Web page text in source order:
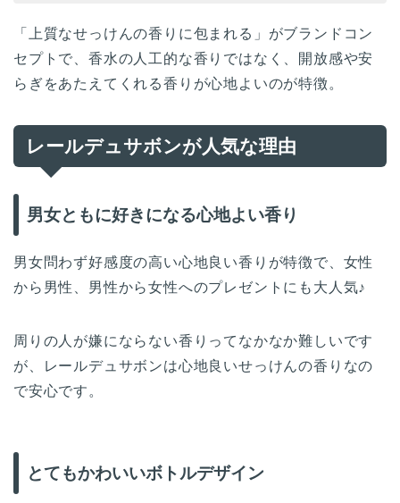
「上質なせっけんの香りに包まれる」がブランドコン
セプトで、香水の人工的な香りではなく、開放感や安
らぎをあたえてくれる香りが心地よいのが特徴。
レールデュサボンが人気な理由
男女ともに好きになる心地よい香り
男女問わず好感度の高い心地良い香りが特徴で、女性
から男性、男性から女性へのプレゼントにも大人気♪
周りの人が嫌にならない香りってなかなか難しいです
が、レールデュサボンは心地良いせっけんの香りなの
で安心です。
とてもかわいいボトルデザイン